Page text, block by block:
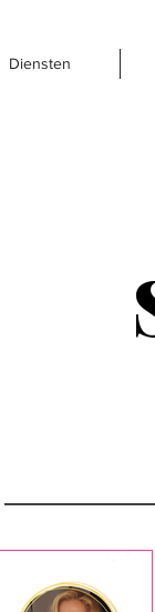
Diensten